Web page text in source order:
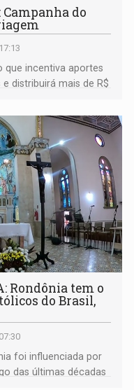
Campanha do
que incentiva aportes
distribuirá mais de R$
Rondônia tem o
do Brasil,
foi influenciada por
das últimas décadas